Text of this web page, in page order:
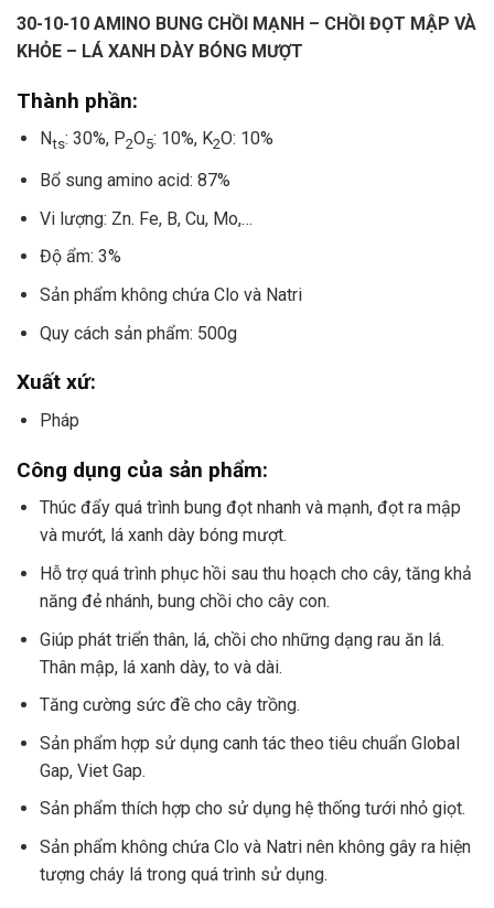
30-10-10 AMINO BUNG CHỒI MẠNH – CHỒI ĐỌT MẬP VÀ
KHỎE – LÁ XANH DÀY BÓNG MƯỢT
Thành phần:
Nts: 30%, P2O5: 10%, K2O: 10%
Bổ sung amino acid: 87%
Vi lượng: Zn. Fe, B, Cu, Mo,…
Độ ẩm: 3%
Sản phẩm không chứa Clo và Natri
Quy cách sản phẩm: 500g
Xuất xứ:
Pháp
Công dụng của sản phẩm:
Thúc đẩy quá trình bung đọt nhanh và mạnh, đọt ra mập
và mướt, lá xanh dày bóng mượt.
Hỗ trợ quá trình phục hồi sau thu hoạch cho cây, tăng khả
năng đẻ nhánh, bung chồi cho cây con.
Giúp phát triển thân, lá, chồi cho những dạng rau ăn lá.
Thân mập, lá xanh dày, to và dài.
Tăng cường sức đề cho cây trồng.
Sản phẩm hợp sử dụng canh tác theo tiêu chuẩn Global
Gap, Viet Gap.
Sản phẩm thích hợp cho sử dụng hệ thống tưới nhỏ giọt.
Sản phẩm không chứa Clo và Natri nên không gây ra hiện
tượng cháy lá trong quá trình sử dụng.